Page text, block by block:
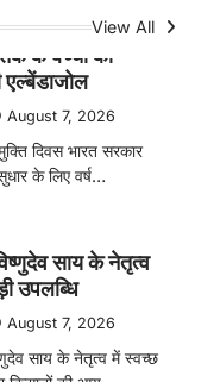
View All
के बच्चों को
एल्बेंडाजोल
August 7, 2026
दिवस भारत सरकार
के लिए वर्ष…
साय के नेतृत्व
उपलब्धि
August 7, 2026
साय के नेतृत्व में स्वच्छ